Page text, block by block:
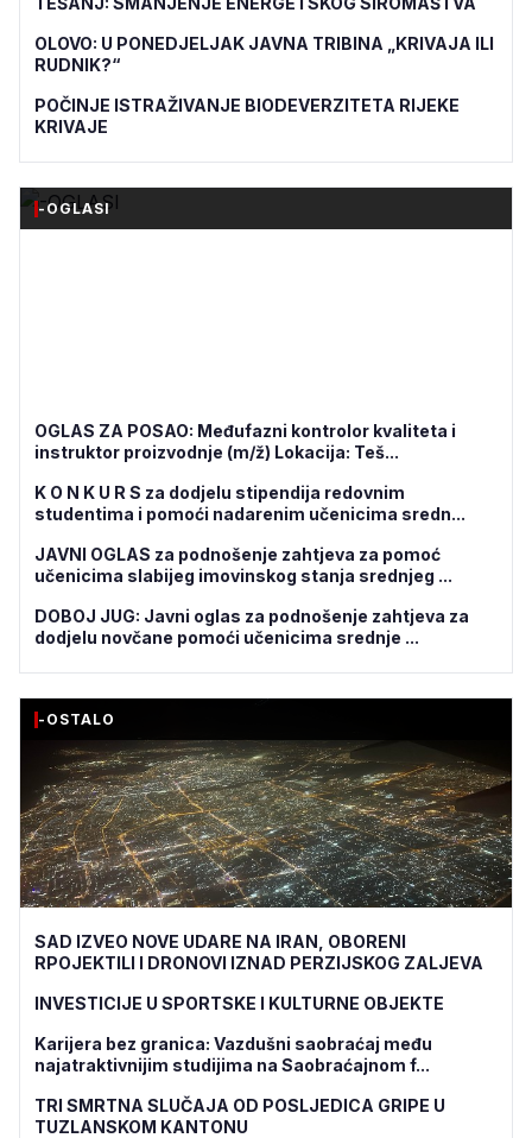
OLOVO: U PONEDJELJAK JAVNA TRIBINA „KRIVAJA ILI
RUDNIK?“
POČINJE ISTRAŽIVANJE BIODEVERZITETA RIJEKE
KRIVAJE
-OGLASI
OGLAS ZA POSAO: Međufazni kontrolor kvaliteta i
instruktor proizvodnje (m/ž) Lokacija: Teš...
K O N K U R S za dodjelu stipendija redovnim
studentima i pomoći nadarenim učenicima sredn...
JAVNI OGLAS za podnošenje zahtjeva za pomoć
učenicima slabijeg imovinskog stanja srednjeg ...
DOBOJ JUG: Javni oglas za podnošenje zahtjeva za
dodjelu novčane pomoći učenicima srednje ...
-OSTALO
SAD IZVEO NOVE UDARE NA IRAN, OBORENI
RPOJEKTILI I DRONOVI IZNAD PERZIJSKOG ZALJEVA
INVESTICIJE U SPORTSKE I KULTURNE OBJEKTE
Karijera bez granica: Vazdušni saobraćaj među
najatraktivnijim studijima na Saobraćajnom f...
TRI SMRTNA SLUČAJA OD POSLJEDICA GRIPE U
TUZLANSKOM KANTONU